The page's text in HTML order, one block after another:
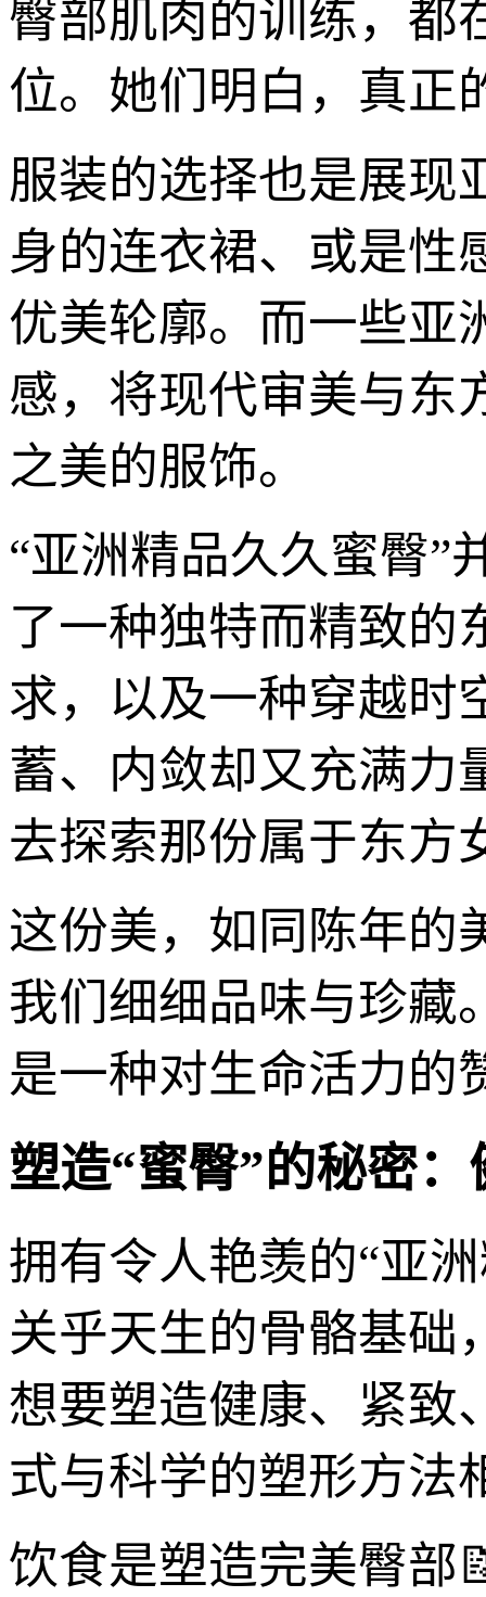
臀部肌肉的训练，都
位。她们明白，真正
服装的选择也是展现
身的连衣裙、或是性
优美轮廓。而一些亚
感，将现代审美与东
之美的服饰。
“亚洲精品久久蜜臀”
了一种独特而精致的
求，以及一种穿越时
蓄、内敛却又充满力
去探索那份属于东方
这份美，如同陈年的
我们细细品味与珍藏
是一种对生命活力的
塑造“蜜臀”的秘密
拥有令人艳羡的“亚
关乎天生的骨骼基础
想要塑造健康、紧致
式与科学的塑形方法
饮食是塑造完美臀部